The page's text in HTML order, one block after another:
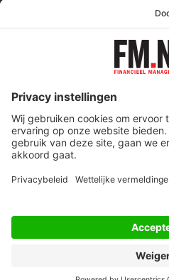
Service & Contact
Werken bij ons
Privacy Statement
Algemene Voorwaarden